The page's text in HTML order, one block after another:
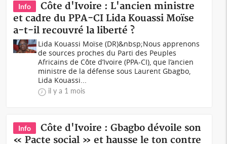
Info
Côte d'Ivoire : L'ancien ministre
et cadre du PPA-CI Lida Kouassi Moïse
a-t-il recouvré la liberté ?
Lida Kouassi Moïse (DR)&nbsp;Nous apprenons
de sources proches du Parti des Peuples
Africains de Côte d’Ivoire (PPA-CI), que l’ancien
ministre de la défense sous Laurent Gbagbo,
Lida Kouassi...
il y a 1 mois
Info
Côte d'Ivoire : Gbagbo dévoile son
« Pacte social » et hausse le ton contre